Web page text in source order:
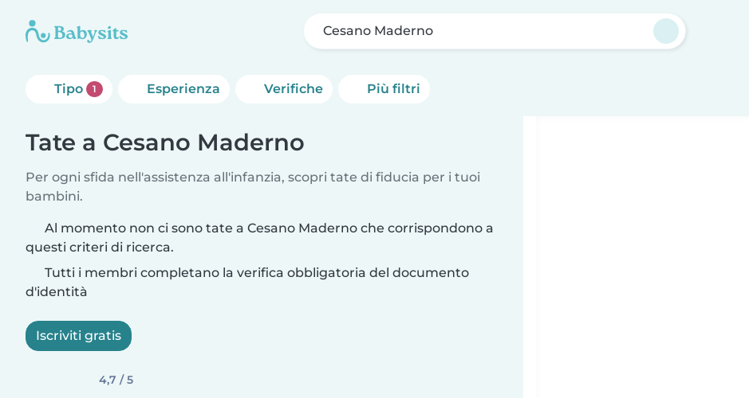
Cesano Maderno
Tipo 1 Esperienza Verifiche Più filtri
Tate a Cesano Maderno
Per ogni sfida nell'assistenza all'infanzia, scopri tate di fiducia per i tuoi
bambini.
Al momento non ci sono tate a Cesano Maderno che corrispondono a
questi criteri di ricerca.
Tutti i membri completano la verifica obbligatoria del documento
d'identità
Iscriviti gratis
4,7 / 5